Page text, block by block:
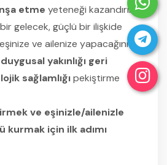
etme yeteneği kazandırır.
gelecek, güçlü bir ilişkide
ve ailenize yapacağınız
duygusal yakınlığı geri
sağlamlığıpekiştirme
ve eşinizle/ailenizle
kurmak için ilk adımı